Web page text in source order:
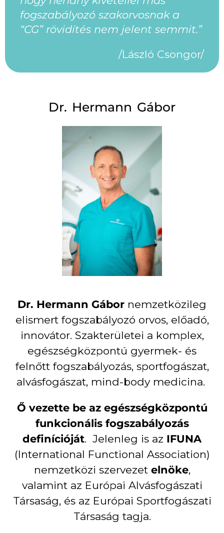
fogszabályozó szakorvosnak a
“CG” rövidítés nem jelent semmit.”
/László Csongor/
Dr. Hermann Gábor
Dr. Hermann Gábor nemzetközileg
elismert fogszabályozó orvos, előadó,
innovátor. Szakterületei a komplex,
egészségközpontú gyermek- és
felnőtt fogszabályozás, sportfogászat,
alvásfogászat, mind-body medicina.
Ő vezette be az egészségközpontú
funkcionális fogszabályozás
definícióját. Jelenleg is az IFUNA
(International Functional Association)
nemzetközi szervezet elnöke,
valamint az Európai Alvásfogászati
Társaság, és az Európai Sportfogászati
Társaság tagja.